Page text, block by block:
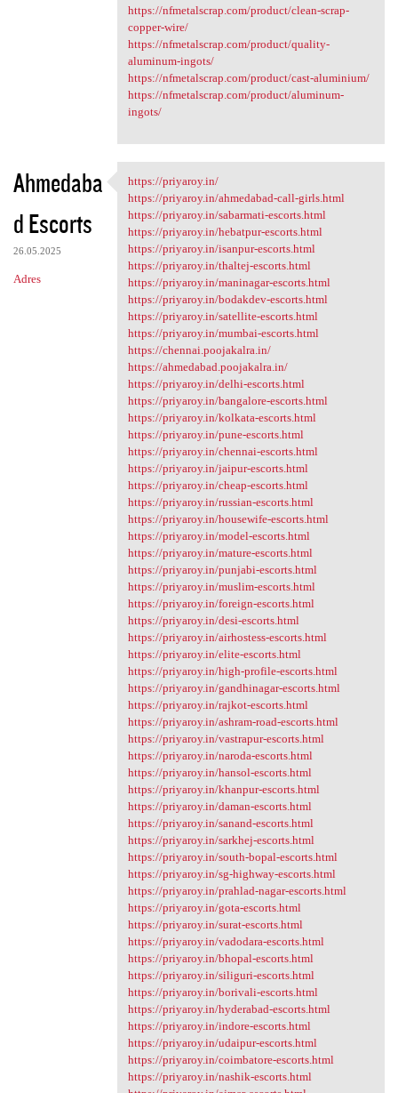
https://nfmetalscrap.com/product/clean-scrap-
copper-wire/
https://nfmetalscrap.com/product/quality-
aluminum-ingots/
https://nfmetalscrap.com/product/cast-aluminium/
https://nfmetalscrap.com/product/aluminum-
ingots/
Ahmedaba
d Escorts
26.05.2025
Adres
https://priyaroy.in/
https://priyaroy.in/
https://priyaroy.in/ahmedabad-call-girls.html
https://priyaroy.in/sabarmati-escorts.html
https://priyaroy.in/hebatpur-escorts.html
https://priyaroy.in/isanpur-escorts.html
https://priyaroy.in/thaltej-escorts.html
https://priyaroy.in/maninagar-escorts.html
https://priyaroy.in/bodakdev-escorts.html
https://priyaroy.in/satellite-escorts.html
https://priyaroy.in/mumbai-escorts.html
https://chennai.poojakalra.in/
https://ahmedabad.poojakalra.in/
https://priyaroy.in/delhi-escorts.html
https://priyaroy.in/bangalore-escorts.html
https://priyaroy.in/kolkata-escorts.html
https://priyaroy.in/pune-escorts.html
https://priyaroy.in/chennai-escorts.html
https://priyaroy.in/jaipur-escorts.html
https://priyaroy.in/cheap-escorts.html
https://priyaroy.in/russian-escorts.html
https://priyaroy.in/housewife-escorts.html
https://priyaroy.in/model-escorts.html
https://priyaroy.in/mature-escorts.html
https://priyaroy.in/punjabi-escorts.html
https://priyaroy.in/muslim-escorts.html
https://priyaroy.in/foreign-escorts.html
https://priyaroy.in/desi-escorts.html
https://priyaroy.in/airhostess-escorts.html
https://priyaroy.in/elite-escorts.html
https://priyaroy.in/high-profile-escorts.html
https://priyaroy.in/gandhinagar-escorts.html
https://priyaroy.in/rajkot-escorts.html
https://priyaroy.in/ashram-road-escorts.html
https://priyaroy.in/vastrapur-escorts.html
https://priyaroy.in/naroda-escorts.html
https://priyaroy.in/hansol-escorts.html
https://priyaroy.in/khanpur-escorts.html
https://priyaroy.in/daman-escorts.html
https://priyaroy.in/sanand-escorts.html
https://priyaroy.in/sarkhej-escorts.html
https://priyaroy.in/south-bopal-escorts.html
https://priyaroy.in/sg-highway-escorts.html
https://priyaroy.in/prahlad-nagar-escorts.html
https://priyaroy.in/gota-escorts.html
https://priyaroy.in/surat-escorts.html
https://priyaroy.in/vadodara-escorts.html
https://priyaroy.in/bhopal-escorts.html
https://priyaroy.in/siliguri-escorts.html
https://priyaroy.in/borivali-escorts.html
https://priyaroy.in/hyderabad-escorts.html
https://priyaroy.in/indore-escorts.html
https://priyaroy.in/udaipur-escorts.html
https://priyaroy.in/coimbatore-escorts.html
https://priyaroy.in/nashik-escorts.html